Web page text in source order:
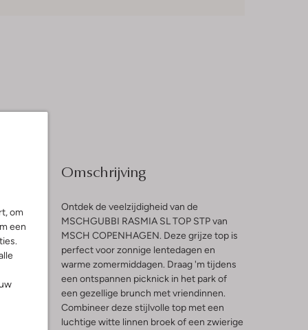
om
een
Omschrijving
Ontdek de veelzijdigheid van de
MSCHGUBBI RASMIA SL TOP STP van
MSCH COPENHAGEN. Deze grijze top is
perfect voor zonnige lentedagen en
warme zomermiddagen. Draag 'm tijdens
een ontspannen picknick in het park of
een gezellige brunch met vriendinnen.
Combineer deze stijlvolle top met een
luchtige witte linnen broek of een zwierige